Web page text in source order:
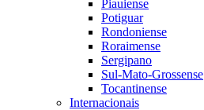
Piauiense
Potiguar
Rondoniense
Roraimense
Sergipano
Sul-Mato-Grossense
Tocantinense
Internacionais